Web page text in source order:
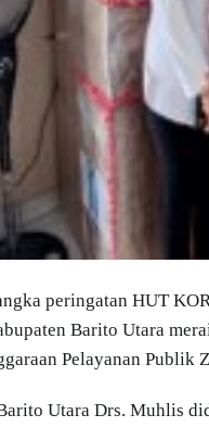
peringatan HUT
Barito Utara
Pelayanan Publik
Utara Drs. Muhlis